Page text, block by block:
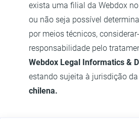
exista uma filial da Webdox
ou não seja possível
por meios técnicos,
responsabilidade pelo
Webdox Legal Informatics &
estando sujeita à jurisdição da
chilena.